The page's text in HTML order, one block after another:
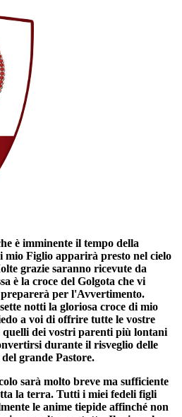
è imminente il tempo della
mio Figlio apparirà presto nel cielo
grazie saranno ricevute da
è la croce del Golgota che vi
per l'Avvertimento.
notti la gloriosa croce di mio
a voi di offrire tutte le vostre
quelli dei vostri parenti più lontani
durante il risveglio delle
grande Pastore.
sarà molto breve ma sufficiente
la terra. Tutti i miei fedeli figli
le anime tiepide affinché non